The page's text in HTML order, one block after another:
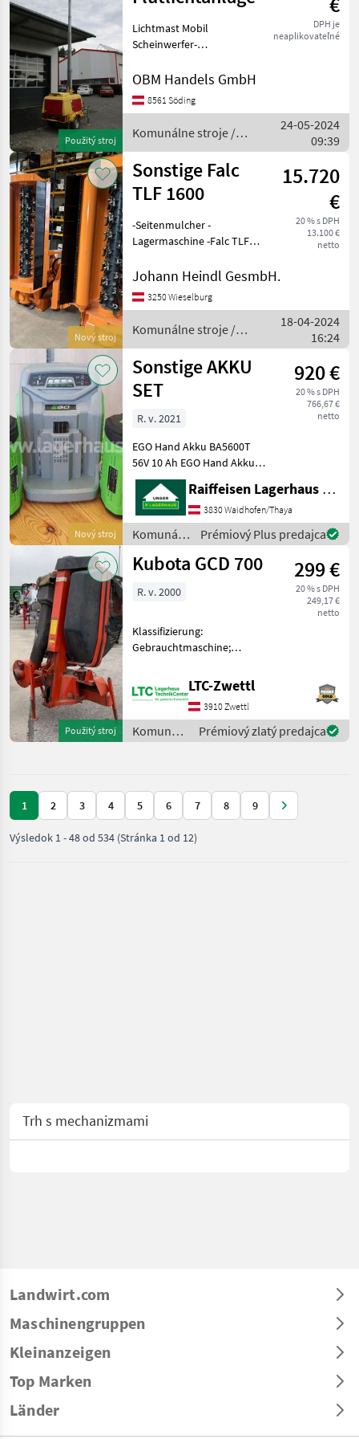
Použitý stroj
DPH je
neaplikovateľné
Lichtmast Mobil
Scheinwerfer-
2013, Betriebsstunden 980
Achs-Anhänger montiert
verstellbare Deichs
OBM Handels GmbH
8561 Söding
Komunálne stroje /
Sonstige
24-05-2024
09:39
Nový stroj
Sonstige Falc
TLF 1600
15.720
€
20 % s DPH
13.100 €
netto
-Seitenmulcher -
Lagermaschine -Falc TLF
160cm -hydr. Verschieb, -
Zapfwellendrehzahl
990
Johann Heindl GesmbH.
3250 Wieselburg
Komunálne stroje /
Sonstige
18-04-2024
16:24
Nový stroj
Sonstige AKKU
SET
920 €
20 % s DPH
766,67 €
netto
R. v. 2021
EGO Hand Akku BA5600T
56V 10 Ah EGO Hand Akku
BA6720T 56V 12 Ah EGO
Schnelladegerät CH5500E
500W; Artnr.:10138
Komunálne stroje Ostatné
komunálne náradia
Raiffeisen Lagerhaus Waidhofen/Thaya
3830 Waidhofen/Thaya
Komunálne
stroje /
Sonstige
Prémiový Plus predajca
Použitý stroj
Kubota GCD 700 299 €
20 % s DPH
249,17 €
netto
R. v. 2000
Klassifizierung:
Gebrauchtmaschine;
50484; Anzahl Vorbesitzer:
2; Weitere
Maschinenmerkmale:
Kubota GCD 700 Gras und
Laubsauger (Laub
LTC-Zwettl
3910 Zwettl
Komunálne
stroje /
Prémiový zlatý predajca
1 2 3 4 5 6 7 8 9
Výsledok 1-48od 534 (Stránka 1 od 12)
Trh s mechanizmami
Landwirt.com
Maschinengruppen
Kleinanzeigen
Top Marken
Länder